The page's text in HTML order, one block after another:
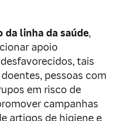
linha da saúde,
apoio
tais
pessoas com
em risco de
campanhas
artigos de higiene e